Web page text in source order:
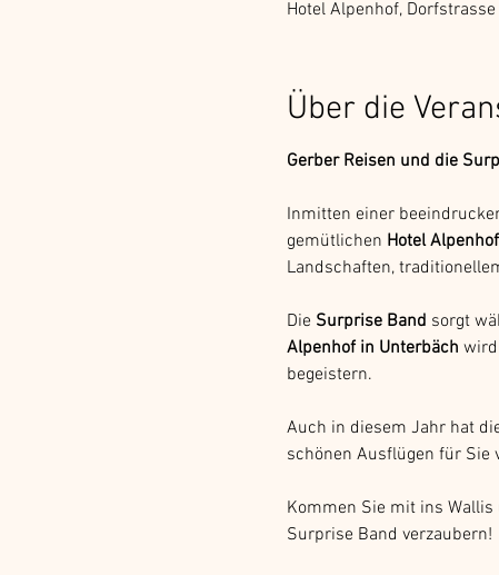
Hotel Alpenhof,
Über die
Gerber Reisen und die
Inmitten einer
gemütlichen Hotel Alpenhof
Landschaften,
Die Surprise Band sorgt
Alpenhof in Unterbäch
begeistern.
Auch in diesem Jahr hat
schönen Ausflügen für Sie
Kommen Sie mit ins
Surprise Band verzaubern!